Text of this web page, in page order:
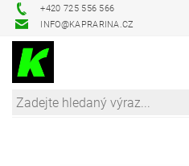
+420 725 556 566
INFO@KAPRARINA.CZ